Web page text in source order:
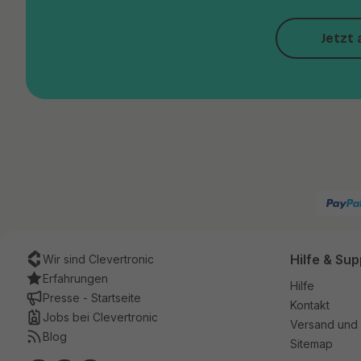
Jetzt
Wir sind Clevertronic
Erfahrungen
Presse - Startseite
Jobs bei Clevertronic
Blog
Hilfe &
Hilfe
Kontakt
Versand
Sitemap